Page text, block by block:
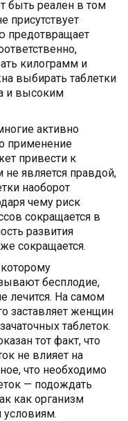
быть реален в том
присутствует
предотвращает
килограмм и
выбирать таблетки
и высоким
активно
применение
привести к
является правдой,
наоборот
чему риск
сокращается в
развития
сокращается.
бесплодие,
лечится. На самом
заставляет женщин
таблеток.
тот факт, что
не влияет на
что необходимо
— подождать
как организм